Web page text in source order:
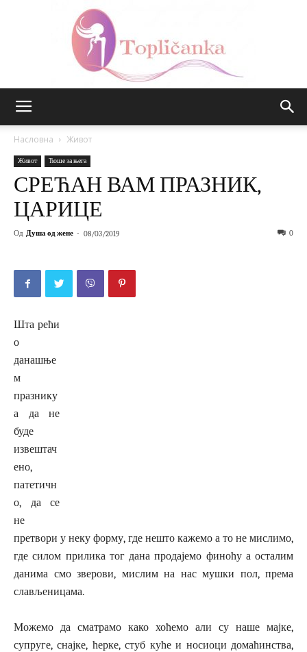
Насловна Живот
Живот Ћоше за њега
СРЕЋАН ВАМ ПРАЗНИК,
ЦАРИЦЕ
Од Душа од жене - 08/03/2019 0
Шта рећи
о
данашње
м
празнику
а да не
буде
извештач
ено,
патетичн
о, да се
не
претвори у неку форму, где нешто кажемо а то не мислимо,
где силом прилика тог дана продајемо финоћу а осталим
данима смо зверови, мислим на нас мушки пол, према
слављеницама.
Можемо да сматрамо како хоћемо али су наше мајке,
супруге, снајке, ћерке, стуб куће и носиоци домаћинства,